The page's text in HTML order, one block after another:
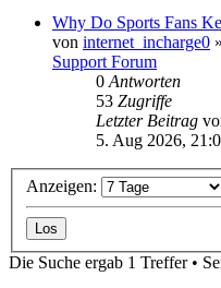
Why Do Sports Fans
von internet_incharge0 »
Support Forum
0 Antworten
53 Zugriffe
Letzter Beitrag
5. Aug 2026,
Anzeigen:
Die Suche ergab 1 Treffer •